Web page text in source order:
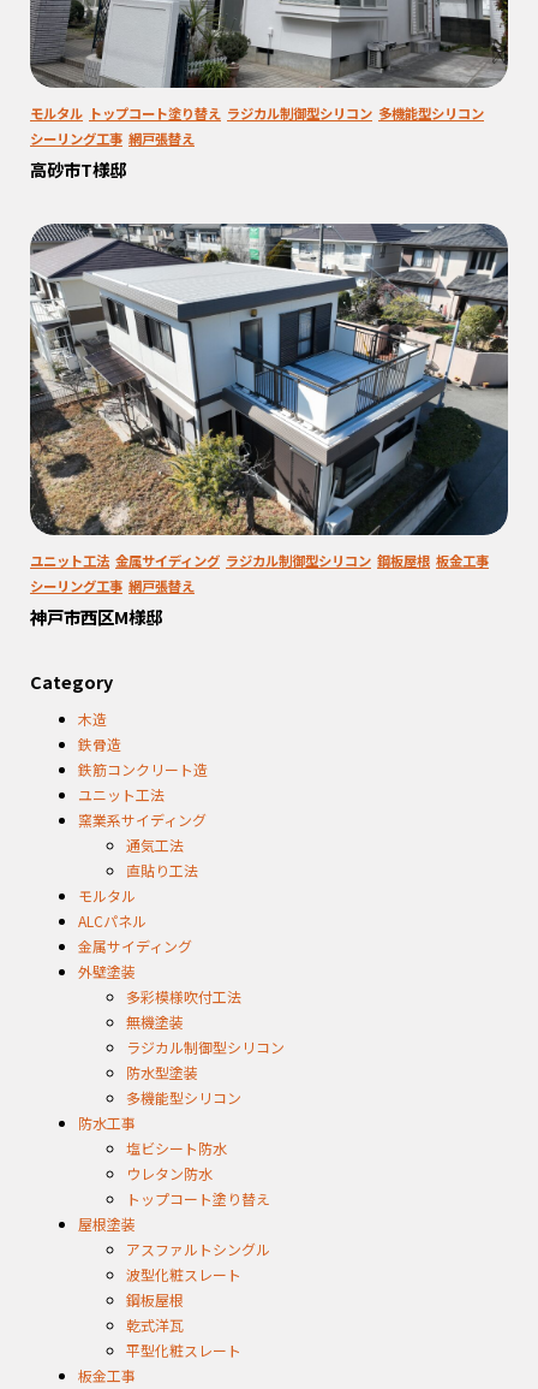
モルタル トップコート塗り替え ラジカル制御型シリコン 多機能型シリコン
シーリング工事 網戸張替え
高砂市T様邸
ユニット工法 金属サイディング ラジカル制御型シリコン 鋼板屋根 板金工事
シーリング工事 網戸張替え
神戸市西区M様邸
Category
木造
鉄骨造
鉄筋コンクリート造
ユニット工法
窯業系サイディング
通気工法
直貼り工法
モルタル
ALCパネル
金属サイディング
外壁塗装
多彩模様吹付工法
無機塗装
ラジカル制御型シリコン
防水型塗装
多機能型シリコン
防水工事
塩ビシート防水
ウレタン防水
トップコート塗り替え
屋根塗装
アスファルトシングル
波型化粧スレート
鋼板屋根
乾式洋瓦
平型化粧スレート
板金工事